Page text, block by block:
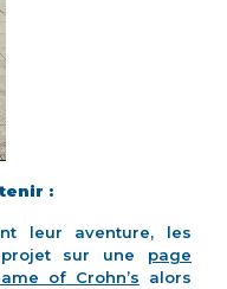
:
leur aventure, les
projet sur une page
of Crohn’s alors